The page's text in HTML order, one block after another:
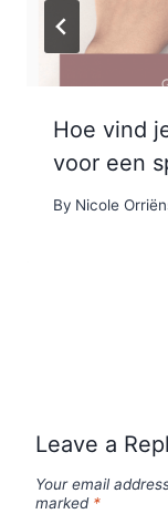
Hoe vind
voor een
By Nicole
Leave a
Your email
marked *